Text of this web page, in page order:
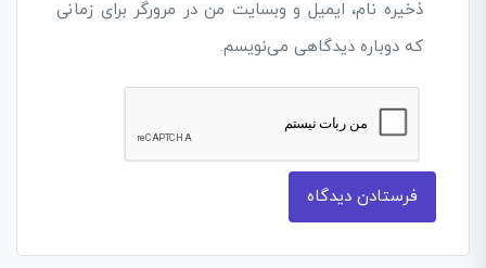
ذخیره نام، ایمیل و وبسایت من در مرورگر برای زمانی
که دوباره دیدگاهی می‌نویسم.